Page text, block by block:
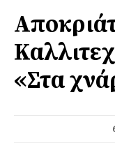
«Στα